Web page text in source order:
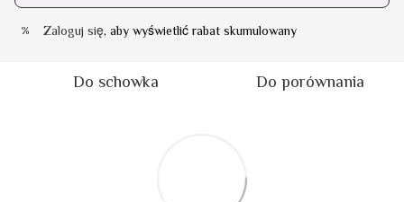
% Zaloguj się, aby wyświetlić rabat skumulowany
Do schowka Do porównania